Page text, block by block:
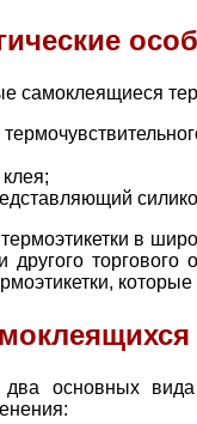
самоклеящиеся
в
другого
два основных